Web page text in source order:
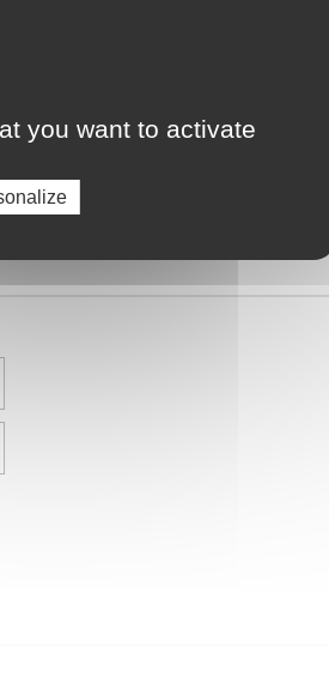
you want to activate
à vos services en ligne.